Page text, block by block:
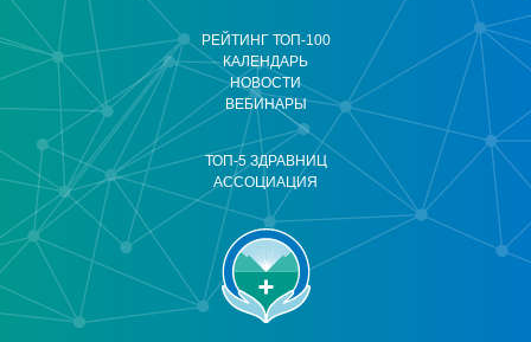
РЕЙТИНГ ТОП-100
КАЛЕНДАРЬ
НОВОСТИ
ВЕБИНАРЫ
ТОП-5 ЗДРАВНИЦ
АССОЦИАЦИЯ